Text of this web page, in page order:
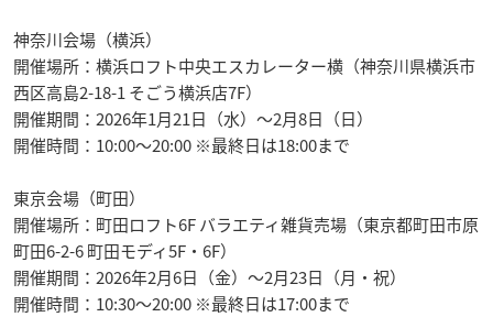
神奈川会場（横浜）
開催場所：横浜ロフト中央エスカレーター横（神奈川県横浜市
西区高島2-18-1 そごう横浜店7F）
開催期間：2026年1月21日（水）〜2月8日（日）
開催時間：10:00〜20:00 ※最終日は18:00まで
東京会場（町田）
開催場所：町田ロフト6F バラエティ雑貨売場（東京都町田市原
町田6-2-6 町田モディ5F・6F）
開催期間：2026年2月6日（金）〜2月23日（月・祝）
開催時間：10:30〜20:00 ※最終日は17:00まで